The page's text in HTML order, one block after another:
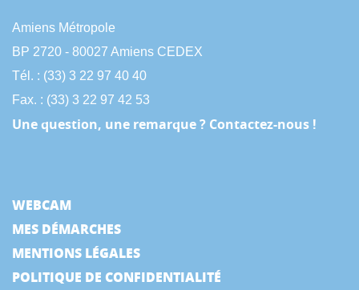
Amiens Métropole
BP 2720 - 80027 Amiens CEDEX
Tél. : (33) 3 22 97 40 40
Fax. : (33) 3 22 97 42 53
Une question, une remarque ? Contactez-nous !
WEBCAM
MES DÉMARCHES
MENTIONS LÉGALES
POLITIQUE DE CONFIDENTIALITÉ